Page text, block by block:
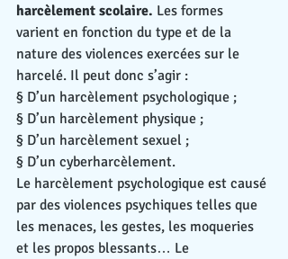
harcèlement scolaire. Les formes
varient en fonction du type et de la
nature des violences exercées sur le
harcelé. Il peut donc s’agir :
§ D’un harcèlement psychologique ;
§ D’un harcèlement physique ;
§ D’un harcèlement sexuel ;
§ D’un cyberharcèlement.
Le harcèlement psychologique est causé
par des violences psychiques telles que
les menaces, les gestes, les moqueries
et les propos blessants… Le